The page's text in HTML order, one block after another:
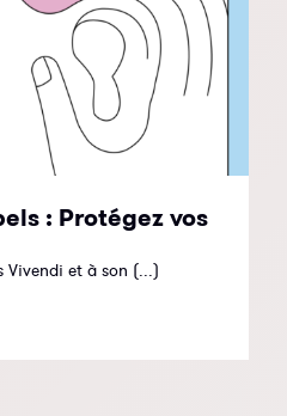
: Protégez vos
Vivendi et à son (...)